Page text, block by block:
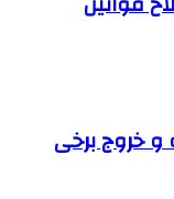
خروج برخی